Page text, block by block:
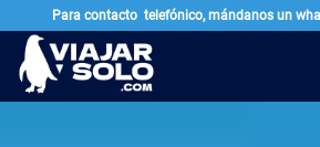
Ir al contenido principal
Para contacto telefónico, mándanos un